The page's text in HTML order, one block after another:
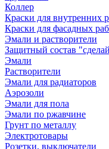
Коллер
Краски для внутренних
Краски для фасадных
Эмали и растворители
Защитный состав
Эмали
Растворители
Эмали для радиаторов
Аэрозоли
Эмали для пола
Эмали по ржавчине
Грунт по металлу
Электротовары
Розетки, выключатели